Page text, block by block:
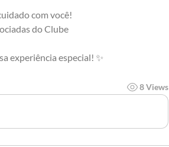
com você!
do Clube
experiência especial! ✨
8 Views